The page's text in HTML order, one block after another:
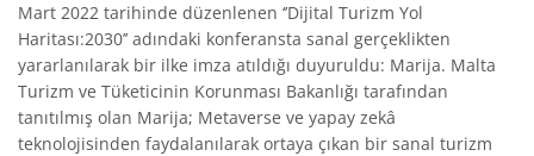
Mart 2022 tarihinde düzenlenen ‘’Dijital Turizm Yol
Haritası:2030’’ adındaki konferansta sanal gerçeklikten
yararlanılarak bir ilke imza atıldığı duyuruldu: Marija. Malta
Turizm ve Tüketicinin Korunması Bakanlığı tarafından
tanıtılmış olan Marija; Metaverse ve yapay zekâ
teknolojisinden faydalanılarak ortaya çıkan bir sanal turizm